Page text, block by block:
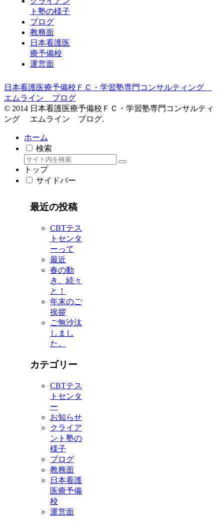
ト塾の様子
ブログ
教務面
日本看護医
療予備校
運営面
日本看護医療予備校ＦＣ・学習塾専門コンサルティング
エムライン ブログ
© 2014 日本看護医療予備校ＦＣ・学習塾専門コンサルティ
ング エムライン ブログ.
ホーム
検索
トップ
サイドバー
最近の投稿
CBTテス
トセンタ
ーって
最近
春の動
き、続々
と！
年末のご
挨拶
ご無沙汰
しまし
た。
カテゴリー
CBTテス
トセンタ
ー
お知らせ
クライア
ント塾の
様子
ブログ
教務面
日本看護
医療予備
校
運営面